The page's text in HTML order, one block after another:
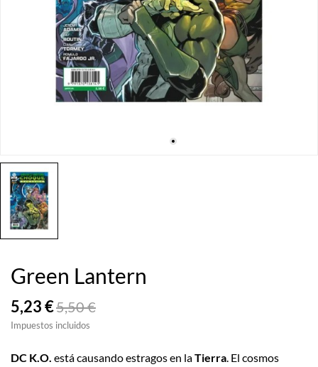
Green Lantern
5,23 €5,50 €
Impuestos incluidos
DC K.O. está causando estragos en laTierra. El cosmos